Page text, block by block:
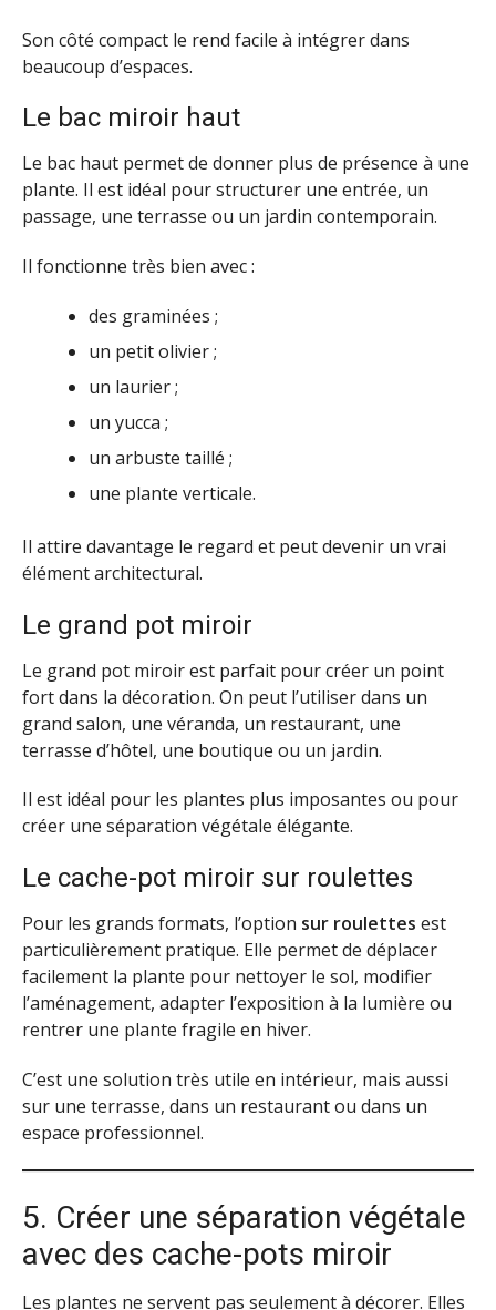
Son côté compact le rend facile à intégrer dans
beaucoup d’espaces.
Le bac miroir haut
Le bac haut permet de donner plus de présence à une
plante. Il est idéal pour structurer une entrée, un
passage, une terrasse ou un jardin contemporain.
Il fonctionne très bien avec :
des graminées ;
un petit olivier ;
un laurier ;
un yucca ;
un arbuste taillé ;
une plante verticale.
Il attire davantage le regard et peut devenir un vrai
élément architectural.
Le grand pot miroir
Le grand pot miroir est parfait pour créer un point
fort dans la décoration. On peut l’utiliser dans un
grand salon, une véranda, un restaurant, une
terrasse d’hôtel, une boutique ou un jardin.
Il est idéal pour les plantes plus imposantes ou pour
créer une séparation végétale élégante.
Le cache-pot miroir sur roulettes
Pour les grands formats, l’option sur roulettes est
particulièrement pratique. Elle permet de déplacer
facilement la plante pour nettoyer le sol, modifier
l’aménagement, adapter l’exposition à la lumière ou
rentrer une plante fragile en hiver.
C’est une solution très utile en intérieur, mais aussi
sur une terrasse, dans un restaurant ou dans un
espace professionnel.
5. Créer une séparation végétale
avec des cache-pots miroir
Les plantes ne servent pas seulement à décorer. Elles